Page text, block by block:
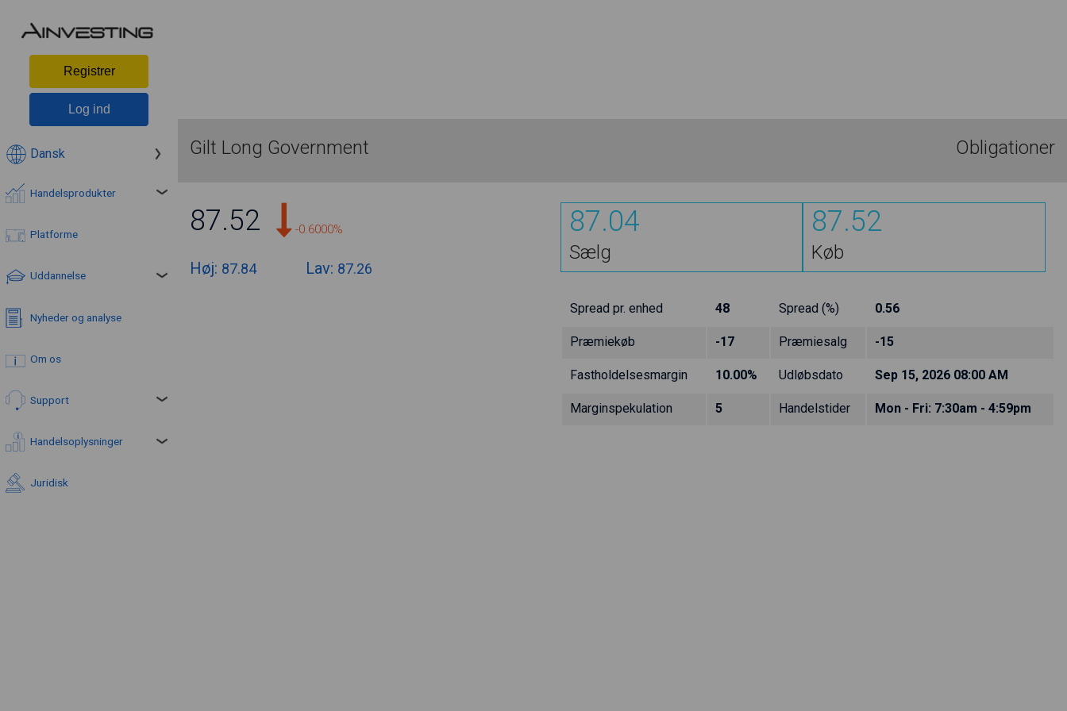
Registrer
Log ind
Dansk
Handelsprodukter
Platforme
Uddannelse
Nyheder og analyse
Om os
Support
Handelsoplysninger
Juridisk
Gilt Long Government Obligationer
87.52 -0.6000%
Høj: 87.84 Lav: 87.26
87.04
Sælg
87.52
Køb
Spread pr. enhed 48 Spread (%) 0.56
Præmiekøb -17 Præmiesalg -15
Fastholdelsesmargin 10.00% Udløbsdato Sep 15, 2026 08:00 AM
Marginspekulation 5 Handelstider Mon - Fri: 7:30am - 4:59pm